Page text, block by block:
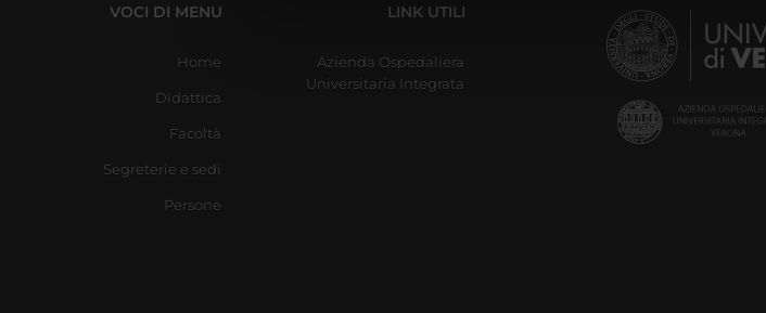
che hanno raccolto dal tuo utilizzo dei loro servizi.
VOCI DI MENU
Home
Didattica
Facoltà
Segreterie e sedi
Persone
LINK UTILI
Azienda Ospedaliera
Universitaria Integrata